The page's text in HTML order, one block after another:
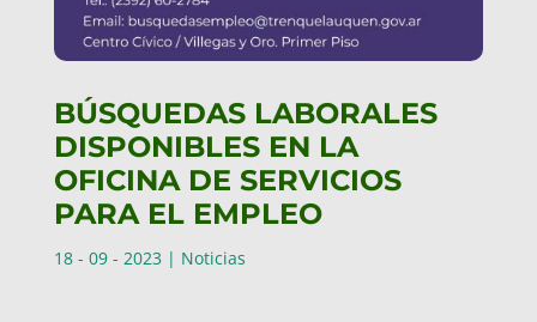
BÚSQUEDAS LABORALES
DISPONIBLES EN LA
OFICINA DE SERVICIOS
PARA EL EMPLEO
18 - 09 - 2023 | Noticias